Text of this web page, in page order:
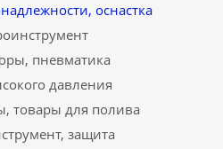
оснастка
пневматика
давления
товары для полива
защита